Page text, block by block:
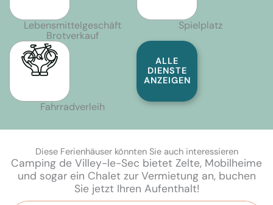
Lebensmittelgeschäft
Brotverkauf
Spielplatz
Fahrradverleih
ALLE
DIENSTE
ANZEIGEN
Diese Ferienhäuser könnten Sie auch interessieren
Camping de Villey-le-Sec bietet Zelte, Mobilheime
und sogar ein Chalet zur Vermietung an, buchen
Sie jetzt Ihren Aufenthalt!